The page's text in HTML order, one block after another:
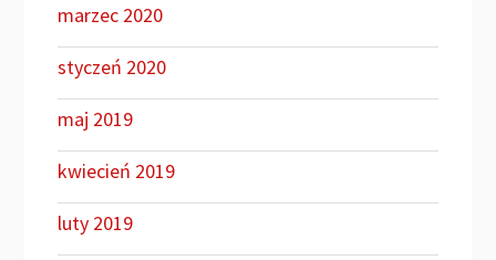
marzec 2020
styczeń 2020
maj 2019
kwiecień 2019
luty 2019